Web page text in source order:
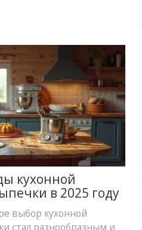
кухонной
в 2025 году
выбор кухонной
стал разнообразным и